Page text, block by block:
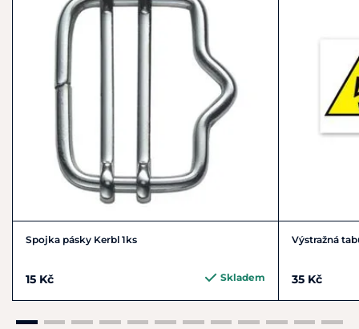
Spojka pásky Kerbl 1ks
15 Kč Skladem
Výstražná
35 Kč